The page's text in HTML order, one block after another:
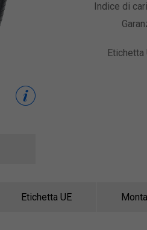
Indice di
Etichetta
Etichetta UE